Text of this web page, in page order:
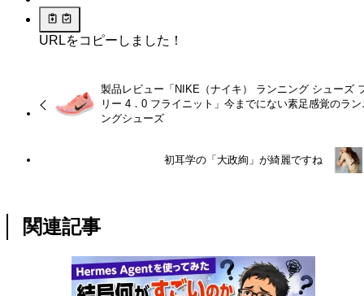
URLをコピーしました！
製品レビュー「NIKE（ナイキ） ランニング シューズ
リー 4．0 フライニット」今までにない素足感覚のラン
ングシューズ
初耳学の「大政絢」が綺麗ですね
関連記事